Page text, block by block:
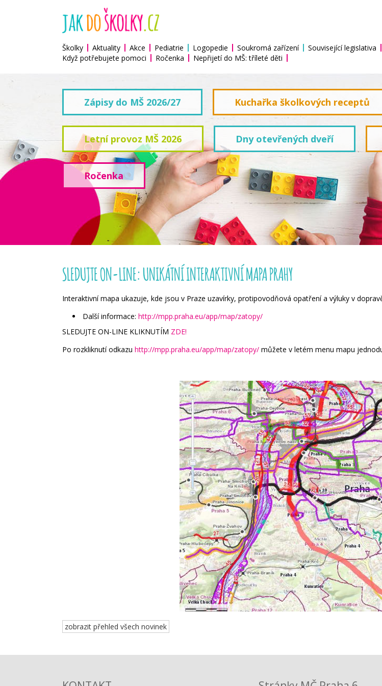
Školky Aktuality Akce Pediatrie Logopedie Soukromá zařízení Související legislativa
Když potřebujete pomoci
Ročenka Nepřijetí do MŠ: tříleté děti
Zápisy do MŠ 2026/27 Kuchařka školkových receptů
Letní provoz MŠ 2026 Dny otevřených dveří
Ročenka
SLEDUJTE ON-LINE: UNIKÁTNÍ INTERAKTIVNÍ MAPA PRAHY
Interaktivní mapa ukazuje, kde jsou v Praze uzavírky, protipovodňová opatření a výluky v
Další informace: http://mpp.praha.eu/app/map/zatopy/
SLEDUJTE ON-LINE KLIKNUTÍM ZDE!
Po rozkliknutí odkazu http://mpp.praha.eu/app/map/zatopy/ můžete v letém menu mapu
zobrazit přehled všech novinek